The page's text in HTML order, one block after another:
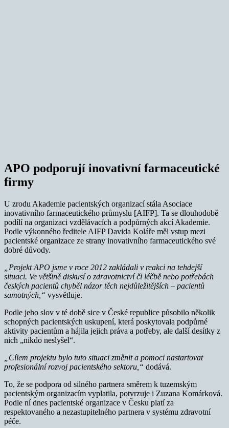
APO podporují inovativní farmaceutické
firmy
U zrodu Akademie pacientských organizací stála Asociace
inovativního farmaceutického průmyslu [AIFP]. Ta se dlouhodobě
podílí na organizaci vzdělávacích a podpůrných akcí Akademie.
Podle výkonného ředitele AIFP Davida Koláře měl vstup mezi
pacientské organizace ze strany inovativního farmaceutického své
dobré důvody.
„Projekt APO jsme v roce 2012 zakládali v reakci na tehdejší
situaci. Ve většině diskusí o zdravotnictví či léčbě nebo potřebách
českých pacientů chyběl názor těch nejdůležitějších – pacientů
samotných,“ vysvětluje.
Podle jeho slov v té době sice v České republice působilo několik
schopných pacientských uskupení, která poskytovala podpůrné
aktivity pacientům a hájila jejich práva a potřeby, ale další desítky z
nich „nikdo neslyšel“.
„Cílem projektu bylo tuto situaci změnit a pomoci nastartovat
profesionální rozvoj pacientského sektoru,“ dodává.
To, že se podpora od silného partnera směrem k tuzemským
pacientským organizacím vyplatila, potvrzuje i Zuzana Komárková.
Podle ní dnes pacientské organizace v Česku platí za
respektovaného a nezastupitelného partnera v systému zdravotní
péče.